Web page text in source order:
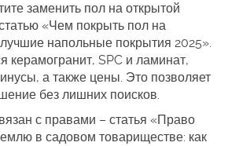
заменить пол на открытой
«Чем покрыть пол на
напольные покрытия 2025».
керамогранит, SPC и ламинат,
а также цены. Это позволяет
без лишних поисков.
с правами – статья «Право
в садовом товариществе: как